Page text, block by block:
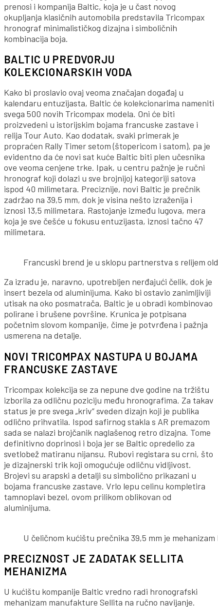
prenosi i kompanija Baltic, koja je u čast novog
okupljanja klasičnih automobila predstavila Tricompax
hronograf minimalističkog dizajna i simboličnih
kombinacija boja.
BALTIC U PREDVORJU
KOLEKCIONARSKIH VODA
Kako bi proslavio ovaj veoma značajan događaj u
kalendaru entuzijasta, Baltic će kolekcionarima nameniti
svega 500 novih Tricompax modela. Oni će biti
proizvedeni u istorijskim bojama francuske zastave i
relija Tour Auto. Kao dodatak, svaki primerak je
propraćen Rally Timer setom (štopericom i satom), pa je
evidentno da će novi sat kuće Baltic biti plen učesnika
ove veoma cenjene trke. Ipak, u centru pažnje je ručni
hronograf koji dolazi u sve brojnijoj kategoriji satova
ispod 40 milimetara. Preciznije, novi Baltic je prečnik
zadržao na 39,5 mm, dok je visina nešto izraženija i
iznosi 13,5 milimetara. Rastojanje između lugova, mera
koja je sve češće u fokusu entuzijasta, iznosi tačno 47
milimetara.
Francuski brend je u sklopu partnerstva s relijem
Za izradu je, naravno, upotrebljen nerđajući čelik, dok je
insert bezela od aluminijuma. Kako bi ostavio zanimljiviji
utisak na oko posmatrača, Baltic je u obradi kombinovao
polirane i brušene površine. Krunica je potpisana
početnim slovom kompanije, čime je potvrđena i pažnja
usmerena na detalje.
NOVI TRICOMPAX NASTUPA U BOJAMA
FRANCUSKE ZASTAVE
Tricompax kolekcija se za nepune dve godine na tržištu
izborila za odličnu poziciju među hronografima. Za takav
status je pre svega „kriv“ sveden dizajn koji je publika
odlično prihvatila. Ispod safirnog stakla s AR premazom
sada se nalazi brojčanik naglašenog retro dizajna. Tome
definitivno doprinosi i boja jer se Baltic opredelio za
svetlobež matiranu nijansu. Rubovi registara su crni, što
je dizajnerski trik koji omogućuje odličnu vidljivost.
Brojevi su arapski a detalji su simbolično prikazani u
bojama francuske zastave. Vrlo lepu celinu kompletira
tamnoplavi bezel, ovom prilikom oblikovan od
aluminijuma.
U čeličnom kućištu prečnika 39,5 mm je
PRECIZNOST JE ZADATAK SELLITA
MEHANIZMA
U kućištu kompanije Baltic vredno radi hronografski
mehanizam manufakture Sellita na ručno navijanje.